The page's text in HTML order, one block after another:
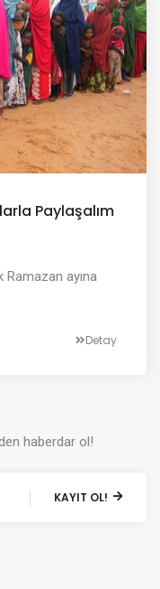
Paylaşalım
Ramazan ayına
Detay
haberdar ol!
KAYIT OL!